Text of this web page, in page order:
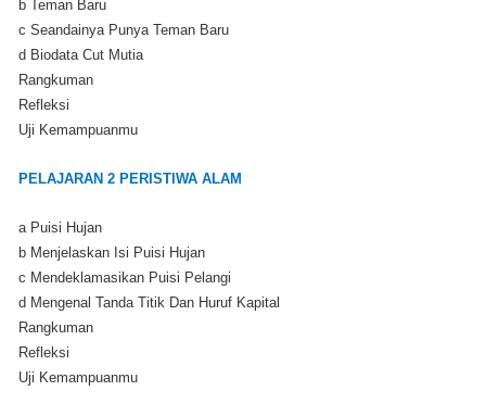
b Teman Baru
c Seandainya Punya Teman Baru
d Biodata Cut Mutia
Rangkuman
Refleksi
Uji Kemampuanmu
PELAJARAN 2 PERISTIWA ALAM
a Puisi Hujan
b Menjelaskan Isi Puisi Hujan
c Mendeklamasikan Puisi Pelangi
d Mengenal Tanda Titik Dan Huruf Kapital
Rangkuman
Refleksi
Uji Kemampuanmu